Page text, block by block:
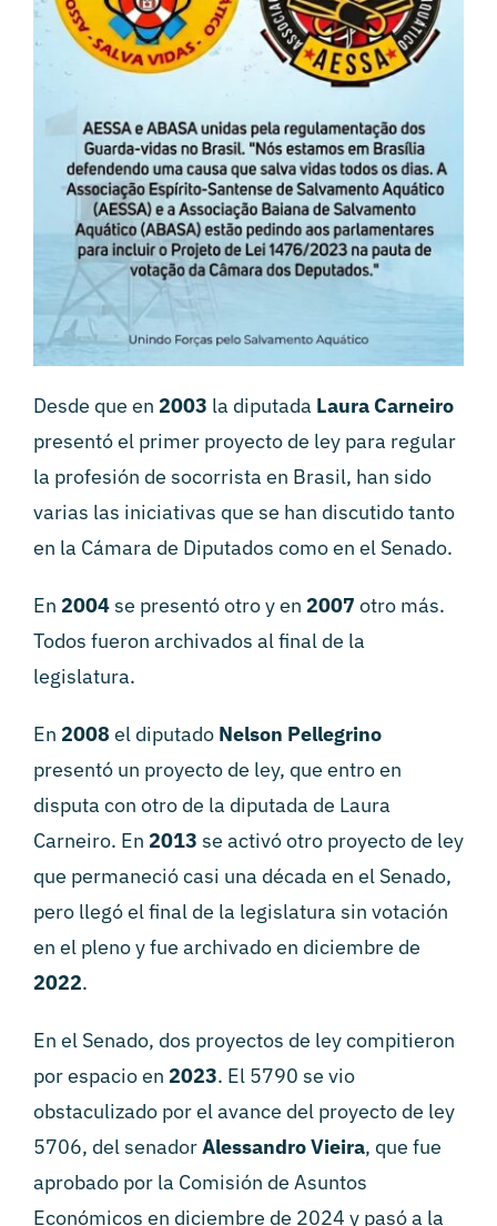
Desde que en 2003 la diputada Laura Carneiro
presentó el primer proyecto de ley para regular
la profesión de socorrista en Brasil, han sido
varias las iniciativas que se han discutido tanto
en la Cámara de Diputados como en el Senado.
En 2004se presentó otro y en 2007 otro más.
Todos fueron archivados al final de la
legislatura.
En 2008 el diputado Nelson Pellegrino
presentó un proyecto de ley, que entro en
disputa con otro de la diputada de Laura
Carneiro. En 2013 se activó otro proyecto de ley
que permaneció casi una década en el Senado,
pero llegó el final de la legislatura sin votación
en el pleno y fue archivado en diciembre de
2022.
En el Senado, dos proyectos de ley compitieron
por espacio en 2023. El 5790 se vio
obstaculizado por el avance del proyecto de ley
5706, del senadorAlessandro Vieira, que fue
aprobado por la Comisión de Asuntos
Económicos en diciembre de 2024 y pasó a la